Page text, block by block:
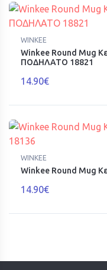
WINKEE
Winkee Round Mug
ΠΟΔΗΛΑΤΟ 18821
14.90€
WINKEE
Winkee Round Mug
14.90€